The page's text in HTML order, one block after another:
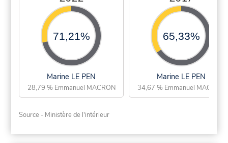
71,21%
Marine LE PEN
28,79 % Emmanuel MACRON
65,33%
Marine LE PEN
34,67 % Emmanuel MACRON
Source - Ministère de l'intérieur